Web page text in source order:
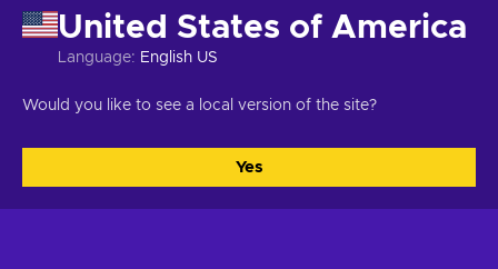
Μπορείτε να απεγγραφείτε οποιαδήποτε στιγμή. Επισκεφθείτε την
Ειδοποίηση Απορρήτου
για περισσότερες πληροφορίες.
ΕλληνικάUSD
αυτών των τεχνολογιών από την Eneba και τους συνεργάτες
της. Μπορείτε να προσαρμόσετε τη συγκατάθεσή σας κάνοντας
κλικ στην επιλογή "Προσαρμογή".
οποίο η Google χρησιμοποιεί τα δεδομένα σας, ανατρέξτε στην
United States of America
Language: English US
Would you like to see a local version of the site?
Yes